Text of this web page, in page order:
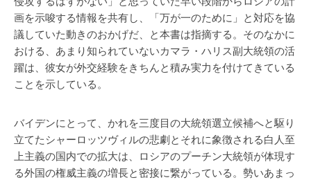
画を示唆する情報を共有し、「万が一のために」と対応を協
議していた動きのおかげだ、と本書は指摘する。そのなかに
おける、あまり知られていないカマラ・ハリス副大統領の活
躍は、彼女が外交経験をきちんと積み実力を付けてきている
ことを示している。
バイデンにとって、かれを三度目の大統領選立候補へと駆り
立てたシャーロッツヴィルの悲劇とそれに象徴される白人至
上主義の国内での拡大は、ロシアのプーチン大統領が体現す
る外国の権威主義の増長と密接に繋がっている。勢いあまっ